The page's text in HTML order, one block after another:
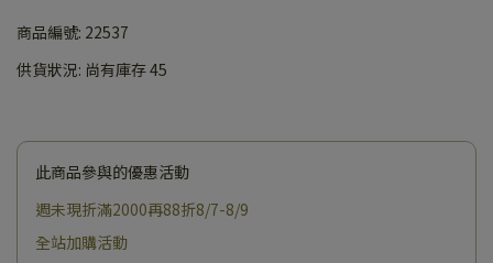
商品編號: 22537
供貨狀況: 尚有庫存 45
此商品參與的優惠活動
週未現折滿2000再88折8/7-8/9
全站加購活動